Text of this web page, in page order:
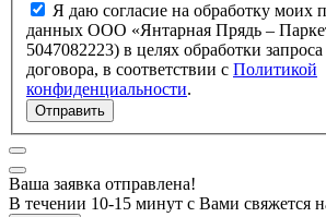
Я даю согласие на обработку моих
данных ООО «Янтарная Прядь –
5047082223) в целях обработки запроса и заключение
договора, в соответствии с Политикой
конфиденциальности.
Отправить
Ваша заявка отправлена!
В течении 10-15 минут с Вами свяжется